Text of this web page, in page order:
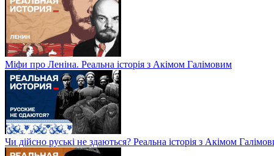
Міфи про Леніна. Реальна історія з Акімом Галімовим
Чи дійсно руські не здаються? Реальна історія з Акімом